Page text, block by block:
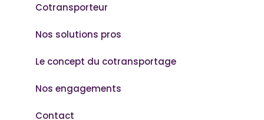
Cotransporteur
Nos solutions pros
Le concept du cotransportage
Nos engagements
Contact